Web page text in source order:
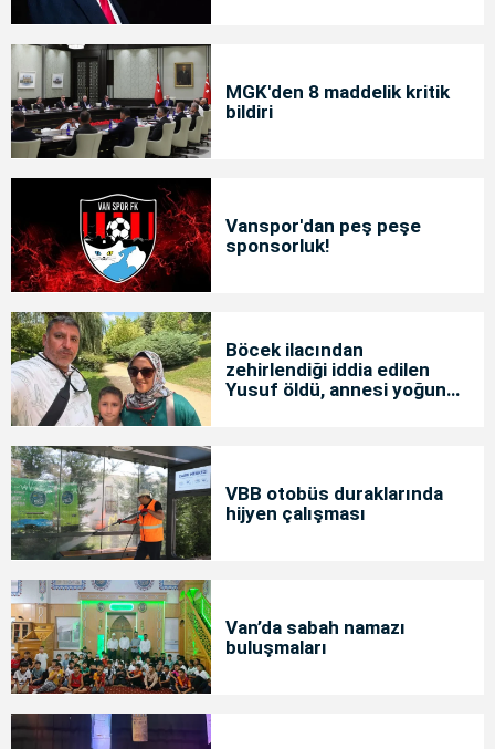
MGK'den 8 maddelik kritik
bildiri
Vanspor'dan peş peşe
sponsorluk!
Böcek ilacından
zehirlendiği iddia edilen
Yusuf öldü, annesi yoğun
VBB otobüs duraklarında
hijyen çalışması
Van’da sabah namazı
buluşmaları